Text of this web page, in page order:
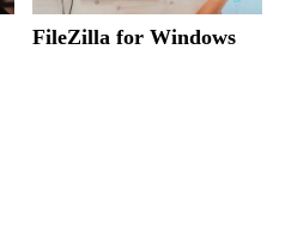
FileZilla for Windows